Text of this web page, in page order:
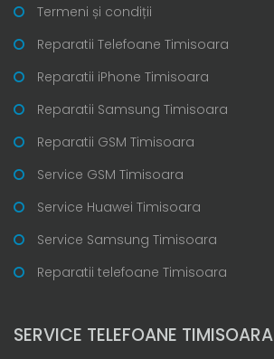
Termeni și condiții
Reparatii Telefoane Timisoara
Reparatii iPhone Timisoara
Reparatii Samsung Timisoara
Reparatii GSM Timisoara
Service GSM Timisoara
Service Huawei Timisoara
Service Samsung Timisoara
Reparatii telefoane Timisoara
SERVICE TELEFOANE TIMISOARA